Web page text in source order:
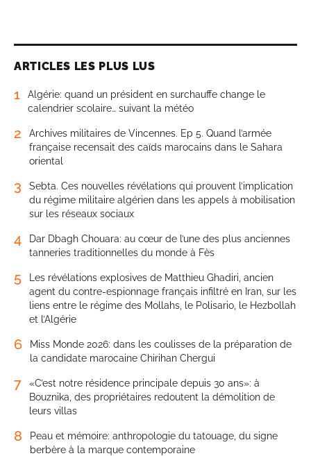
ARTICLES LES PLUS LUS
1
Algérie: quand un président en surchauffe change le
calendrier scolaire… suivant la météo
2
Archives militaires de Vincennes. Ep 5. Quand l’armée
française recensait des caïds marocains dans le Sahara
oriental
3
Sebta. Ces nouvelles révélations qui prouvent l’implication
du régime militaire algérien dans les appels à mobilisation
sur les réseaux sociaux
4
Dar Dbagh Chouara: au cœur de l’une des plus anciennes
tanneries traditionnelles du monde à Fès
5
Les révélations explosives de Matthieu Ghadiri, ancien
agent du contre-espionnage français infiltré en Iran, sur les
liens entre le régime des Mollahs, le Polisario, le Hezbollah
et l’Algérie
6
Miss Monde 2026: dans les coulisses de la préparation de
la candidate marocaine Chirihan Chergui
7
«C’est notre résidence principale depuis 30 ans»: à
Bouznika, des propriétaires redoutent la démolition de
leurs villas
8
Peau et mémoire: anthropologie du tatouage, du signe
berbère à la marque contemporaine